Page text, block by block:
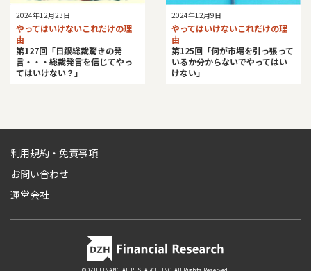
2024年12月23日
やってはいけないこれだけの理
由
第127回「日銀総裁驚きの発
言・・・総裁発言を信じてやっ
てはいけない？」
2024年12月9日
やってはいけないこれだけの理
由
第125回「何が市場を引っ張って
いるか分からないでやってはい
けない」
利用規約・免責事項
お問い合わせ
運営会社